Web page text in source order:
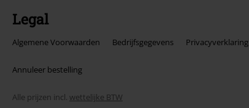
Legal
Algemene Voorwaarden Bedrijfsgegevens Privacyverklaring
Annuleer bestelling
Alle prijzen incl. wettelijke BTW